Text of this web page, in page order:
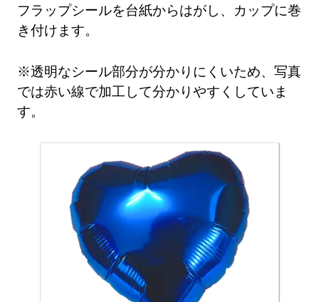
フラップシールを台紙からはがし、カップに巻
き付けます。
※透明なシール部分が分かりにくいため、写真
では赤い線で加工して分かりやすくしていま
す。